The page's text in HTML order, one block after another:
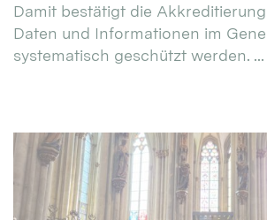
Damit bestätigt die
Daten und Informationen im
systematisch geschützt werden. ...